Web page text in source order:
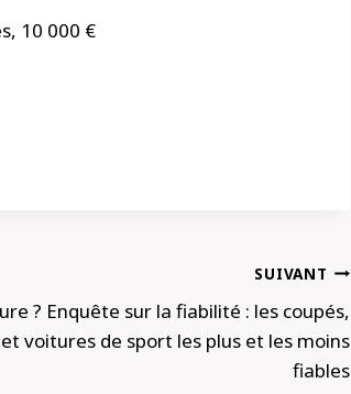
10 000 €
SUIVANT
? Enquête sur la fiabilité : les coupés,
voitures de sport les plus et les moins
fiables